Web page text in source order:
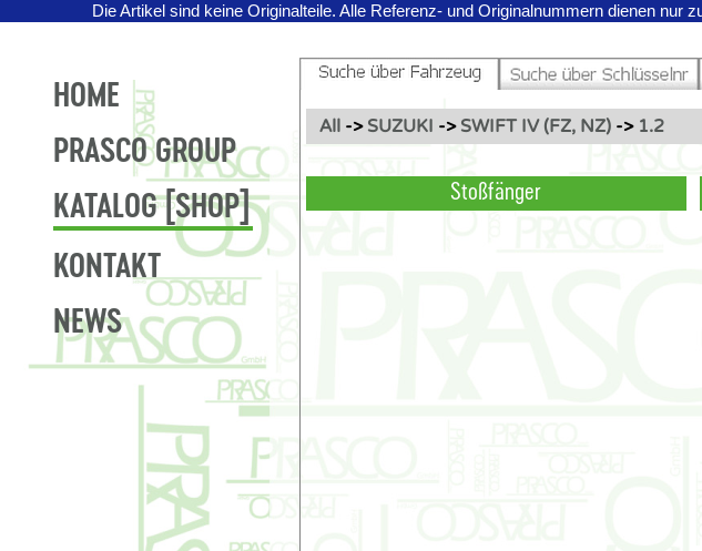
Die Artikel sind keine Originalteile. Alle Referenz- und Originalnummern dienen nur
HOME
PRASCO GROUP
KATALOG [SHOP]
KONTAKT
NEWS
All-> SUZUKI -> SWIFT IV (FZ, NZ) -> 1.2
Stoßfänger